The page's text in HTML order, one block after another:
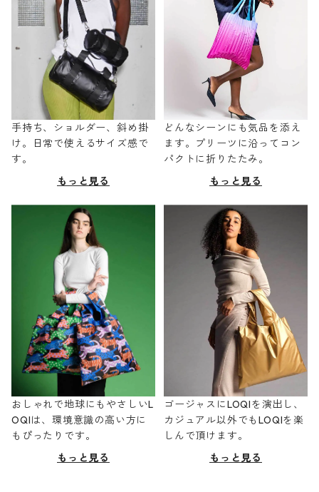
手持ち、ショルダー、斜め掛
け。日常で使えるサイズ感で
す。
もっと見る
どんなシーンにも気品を添え
ます。プリーツに沿ってコン
パクトに折りたたみ。
もっと見る
おしゃれで地球にもやさしいL
OQIは、環境意識の高い方に
もぴったりです。
もっと見る
ゴージャスにLOQIを演出し、
カジュアル以外でもLOQIを楽
しんで頂けます。
もっと見る